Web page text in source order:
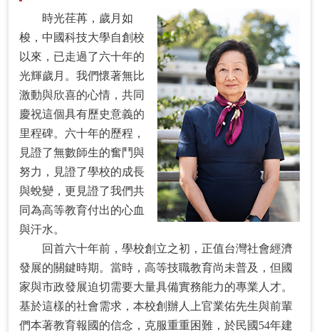
時光荏苒，歲月如
梭，中國科技大學自創校
以來，已走過了六十年的
光輝歲月。我們懷著無比
激動與欣喜的心情，共同
慶祝這個具有歷史意義的
里程碑。六十年的歷程，
見證了無數師生的奮鬥與
努力，見證了學校的成長
與蛻變，更見證了我們共
同為高等教育付出的心血
與汗水。
回首六十年前，學校創立之初，正值台灣社會經濟
發展的關鍵時期。當時，高等技職教育尚未普及，但國
家與市政發展迫切需要大量具備實務能力的專業人才。
基於這樣的社會需求，本校創辦人上官業佑先生與前輩
們本著教育報國的信念，克服重重困難，於民國54年建